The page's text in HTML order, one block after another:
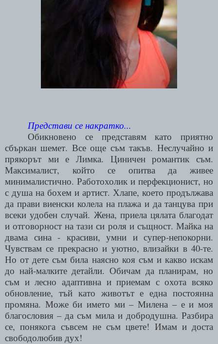
Представи се накратко...
Обикновено се представям като приятно
сбъркан шемет. Все още съм такъв. Неслучайно и
прякорът ми е Лимка. Циничен романтик съм.
Максималист, който се опитва да живее
минималистично. Работохолик и перфекционист, но
с душа на бохем и артист. Хлапе, което продължава
да прави виенски колела на плажа и да танцува при
всеки удобен случай. Жена, приела цялата благодат
и отговорност на тази си роля и същност. Майка на
двама сина - красиви, умни и супер-непокорни.
Чувствам се прекрасно и уютно, влизайки в 40-те.
Но от дете съм била наясно коя съм и какво искам
до най-малките детайли. Обичам да планирам, но
съм и лесно адаптивна и приемам с охота всяко
обновление, тъй като животът е една постоянна
промяна. Може би името ми – Милена – е и моя
благословия – да съм мила и добродушна. Разбира
се, понякога съвсем не съм цвете! Имам и доста
свободолюбив дух!